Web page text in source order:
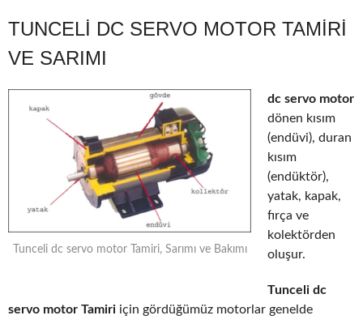
TUNCELI DC SERVO MOTOR TAMIRI
VE SARIMI
Tunceli dc servo motor Tamiri, Sarımı ve Bakımı
dc servo motor
dönen kısım
(endüvi), duran
kısım
(endüktör),
yatak, kapak,
fırça ve
kolektörden
oluşur.
Tunceli dc
servo motor Tamiri için gördüğümüz motorlar genelde